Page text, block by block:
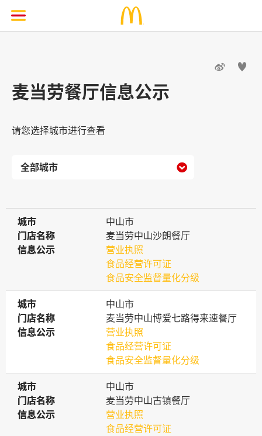
 
麦当劳餐厅信息公示
请您选择城市进行查看

城市
城市
中山市
门店名称
门店名称
麦当劳中山沙朗餐厅
信息公示
信息公示
营业执照
食品经营许可证
食品安全监督量化分级
城市
城市
中山市
门店名称
门店名称
麦当劳中山博爱七路得来速餐厅
信息公示
信息公示
营业执照
食品经营许可证
食品安全监督量化分级
城市
城市
中山市
门店名称
门店名称
麦当劳中山古镇餐厅
信息公示
信息公示
营业执照
食品经营许可证